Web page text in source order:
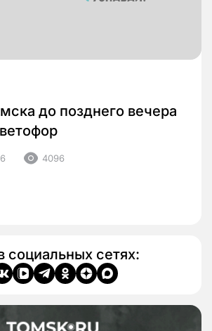
до позднего вечера
4096
социальных сетях: